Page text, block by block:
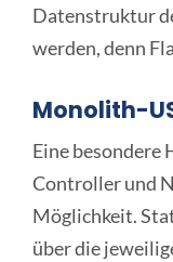
Datenstruktur
werden, denn
Monolith-
Eine besondere
Controller und
Möglichkeit.
über die